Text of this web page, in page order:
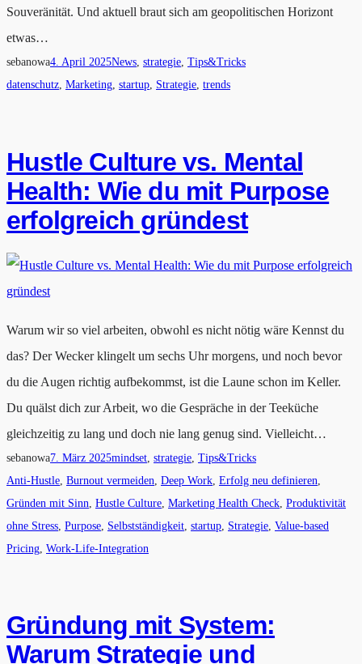
Souveränität. Und aktuell braut sich am geopolitischen Horizont
etwas…
sebanowa4. April 2025News, strategie, Tips&Tricks
datenschutz, Marketing, startup, Strategie, trends
Hustle Culture vs. Mental
Health: Wie du mit Purpose
erfolgreich gründest
Warum wir so viel arbeiten, obwohl es nicht nötig wäre Kennst du
das? Der Wecker klingelt um sechs Uhr morgens, und noch bevor
du die Augen richtig aufbekommst, ist die Laune schon im Keller.
Du quälst dich zur Arbeit, wo die Gespräche in der Teeküche
gleichzeitig zu lang und doch nie lang genug sind. Vielleicht…
sebanowa7. März 2025mindset strategie Tips&Tricks
Anti-Hustle Burnout vermeiden Deep Work Erfolg neu definieren
Gründen mit Sinn Hustle Culture Marketing Health Check Produktivität
ohne Stress Purpose Selbstständigkeit startup Strategie Value-based
Pricing Work-Life-Integration
Gründung mit System:
Warum Strategie und